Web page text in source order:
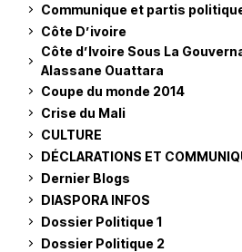
Communique et partis
Côte D’ivoire
Côte d’Ivoire Sous La
Alassane Ouattara
Coupe du monde 2014
Crise du Mali
CULTURE
DÉCLARATIONS ET
Dernier Blogs
DIASPORA INFOS
Dossier Politique 1
Dossier Politique 2